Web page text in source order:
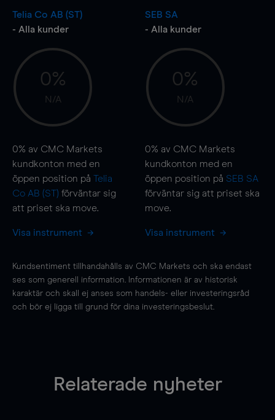
Telia Co AB (ST)
- Alla kunder
0%
N/A
0% av CMC Markets
kundkonton med en
öppen position på Telia
Co AB (ST) förväntar sig
att priset ska move.
Visa instrument
SEB SA
- Alla kunder
0%
N/A
0% av CMC Markets
kundkonton med en
öppen position på SEB SA
förväntar sig att priset ska
move.
Visa instrument
Kundsentiment tillhandahålls av CMC Markets och ska endast
ses som generell information. Informationen är av historisk
karaktär och skall ej anses som handels- eller investeringsråd
och bör ej ligga till grund för dina investeringsbeslut.
Relaterade nyheter